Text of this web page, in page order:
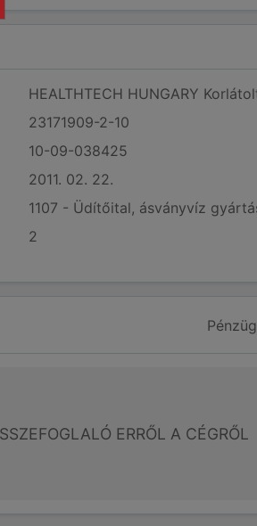
HEALTHTECH HUNGARY
23171909-2-10
10-09-038425
2011. 02. 22.
1107 - Üdítőital, ásványvíz
2
ERRŐL A CÉGRŐL